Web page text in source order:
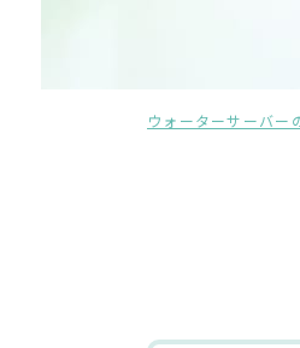
ウォーターサーバー